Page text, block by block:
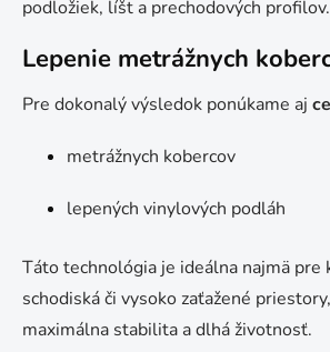
podložiek, líšt a prechodových profilov.
Lepenie metrážnych
Pre dokonalý výsledok ponúkame aj
metrážnych kobercov
lepených vinylových podláh
Táto technológia je ideálna najmä pre
schodiská či vysoko zaťažené
maximálna stabilita a dlhá životnosť.